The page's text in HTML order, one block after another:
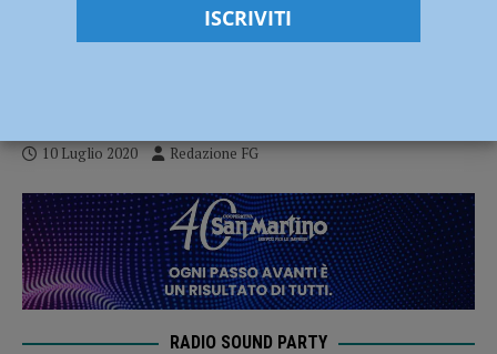
Aperte le iscrizioni on line alle mense
10 Luglio 2020 Redazione FG
RADIO SOUND PARTY